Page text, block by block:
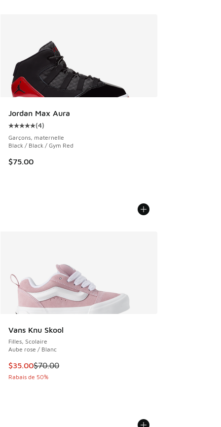
Jordan Max Aura
Cote moyenne du client - [5 sur 5 étoiles], 4 commentaires
(4)
Garçons, maternelle
Black / Black / Gym Red
$75.00
Vans Knu Skool
Filles, Scolaire
Aube rose / Blanc
Cet article est en solde. Le prix est passé de $70.00 à
$35.00$70.00
Rabais de 50%